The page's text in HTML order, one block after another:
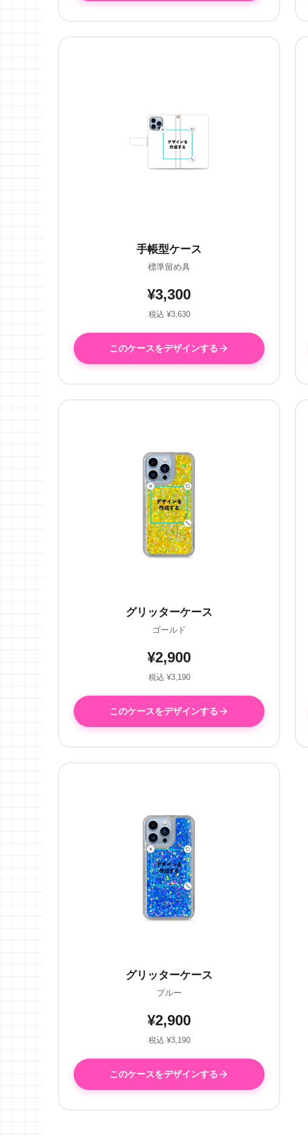
手帳型ケース
標準留め具
¥3,300
税込 ¥3,630
このケースをデザインする
グリッターケース
ゴールド
¥2,900
税込 ¥3,190
このケースをデザインする
グリッターケース
ブルー
¥2,900
税込 ¥3,190
このケースをデザインする